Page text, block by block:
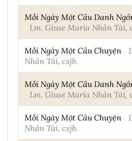
Mỗi Ngày Một Câu Danh
Lm. Giuse Maria Nhân Tài,
Mỗi Ngày Một Câu Chuyện
Nhân Tài, csjb.
Mỗi Ngày Một Câu Danh
Lm. Giuse Maria Nhân Tài,
Mỗi Ngày Một Câu Chuyện
Nhân Tài, csjb.